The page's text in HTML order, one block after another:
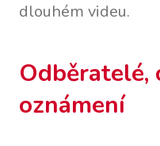
dlouhém videu.
Odběratelé,
oznámení